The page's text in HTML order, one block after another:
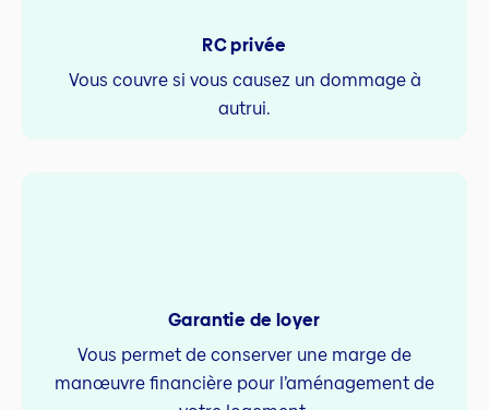
RC privée
Vous couvre si vous causez un dommage à
autrui.
Garantie de loyer
Vous permet de conserver une marge de
manœuvre financière pour l’aménagement de